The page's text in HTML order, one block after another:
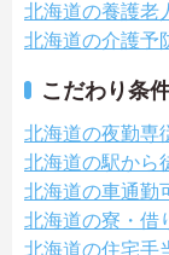
北海道の養護老
北海道の介護予
こだわり条
北海道の夜勤専
北海道の駅から
北海道の車通勤
北海道の寮・借
北海道の住宅手